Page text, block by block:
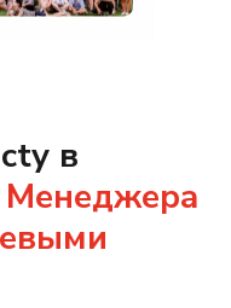
в
Менеджера